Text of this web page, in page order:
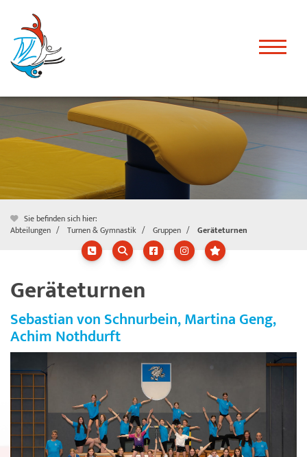
Sie befinden sich hier:
Abteilungen
Turnen & Gymnastik Gruppen Geräteturnen
Geräteturnen
Sebastian von Schnurbein, Martina Geng,
Achim Nothdurft